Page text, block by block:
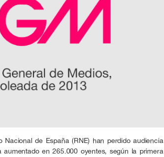
Nacional de España (RNE) han perdido audiencia
en 265.000 oyentes, según la primera